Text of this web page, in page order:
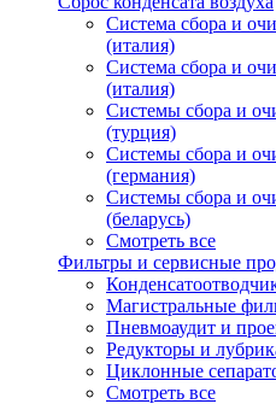
Система сбора и
(италия)
Система сбора и
(италия)
Системы сбора и
(турция)
Системы сбора и
(германия)
Системы сбора и
(беларусь)
Смотреть все
Фильтры и сервисные
Магистральные
Пневмоаудит и
Редукторы и
Циклонные
Смотреть все